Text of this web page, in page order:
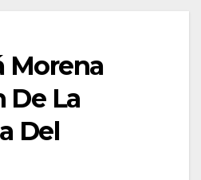
Morena
De La
Del